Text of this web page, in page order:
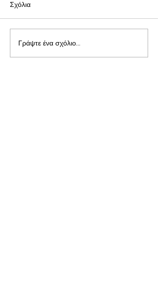
Σχόλια
Γράψτε ένα σχόλιο...